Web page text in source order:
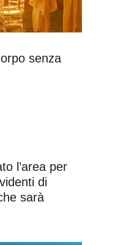
senza
l’area per
di
sarà